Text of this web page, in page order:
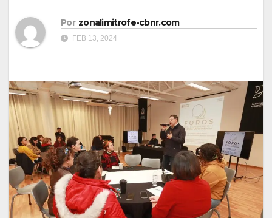
Por zonalimitrofe-cbnr.com
FEB 13, 2024